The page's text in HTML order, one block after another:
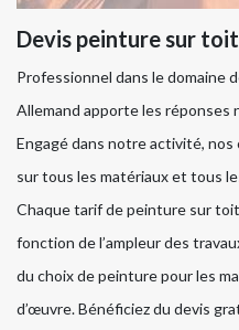
Devis peinture sur
Professionnel dans le domaine
Allemand apporte les réponses
Engagé dans notre activité,
sur tous les matériaux et tous
Chaque tarif de peinture sur
fonction de l’ampleur des
du choix de peinture pour les
d’œuvre. Bénéficiez du devis